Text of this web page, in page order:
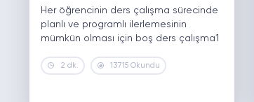
Her öğrencinin ders çalışma sürecinde
planlı ve programlı ilerlemesinin
mümkün olması için boş ders çalışma1
2 dk. 13715 Okundu